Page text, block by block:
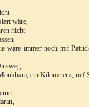
wäre,
nicht
wäre immer noch mit
ein Kilometer«, rief